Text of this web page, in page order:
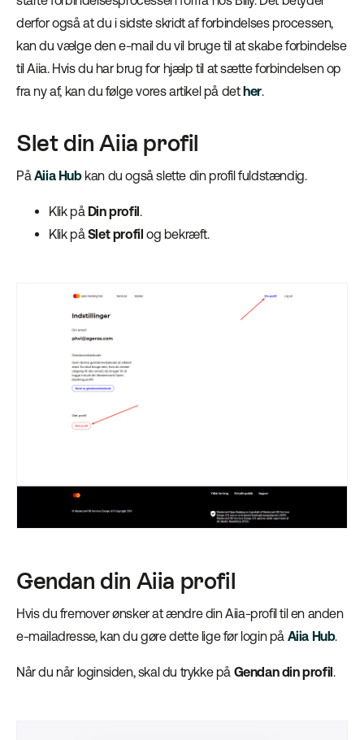
derfor også at du i sidste skridt af forbindelses processen,
kan du vælge den e-mail du vil bruge til at skabe forbindelse
til Aiia. Hvis du har brug for hjælp til at sætte forbindelsen op
fra ny af, kan du følge vores artikel på dether.
Slet din Aiia profil
På Aiia Hubkan du også slette din profil fuldstændig.
Klik på Din profil.
Klik på Slet profilog bekræft.
Gendan din Aiia profil
Hvis du fremover ønsker at ændre din Aiia-profil til en anden
e-mailadresse, kan du gøre dette lige før login på Aiia Hub.
Når du når loginsiden, skal du trykke på Gendan din profil.